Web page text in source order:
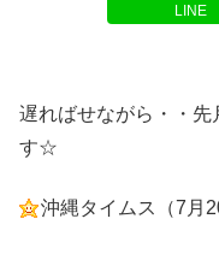
LINE
遅ればせながら・・
す☆
沖縄タイムス（7月